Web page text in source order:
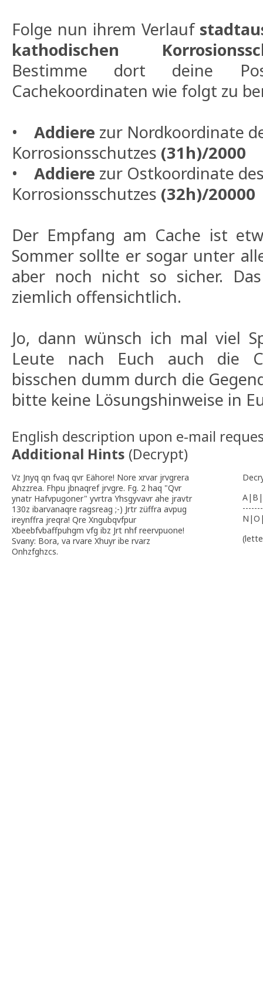
Folge nun ihrem Verlauf
kathodischen
Bestimme dort deine
Cachekoordinaten wie folgt zu
• Addiere zur Nordkoordinate
Korrosionsschutzes (31h)/2000
• Addiere zur Ostkoordinate
Korrosionsschutzes (32h)/20000
Der Empfang am Cache ist
Sommer sollte er sogar unter
aber noch nicht so sicher.
ziemlich offensichtlich.
Jo, dann wünsch ich mal viel
Leute nach Euch auch die
bisschen dumm durch die
bitte keine Lösungshinweise in
English description upon e-mail
Additional Hints (Decrypt)
Vz Jnyq qn fvaq qvr Eähore! Nore xrvar jrvgrera
Ahzzrea. Fhpu jbnaqref jrvgre. Fg. 2 haq "Qvr
ynatr Hafvpugoner" yvrtra Yhsgyvavr ahe jravtr
130z ibarvanaqre ragsreag ;-) Jrtr züffra avpug
ireynffra jreqra! Qre Xngubqvfpur
Xbeebfvbaffpuhgm vfg ibz Jrt nhf reervpuone!
Svany: Bora, va rvare Xhuyr ibe rvarz
Onhzfghzcs.